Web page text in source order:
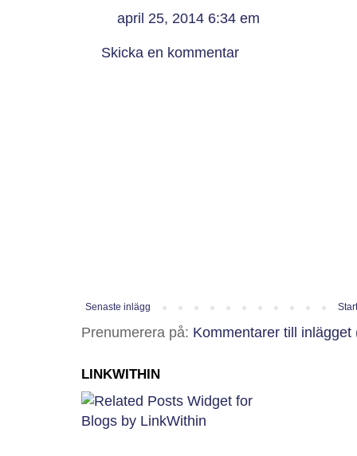
april 25, 2014 6:34 em
Skicka en kommentar
Senaste inlägg
Prenumerera på: Kommentarer till inlägget
LINKWITHIN